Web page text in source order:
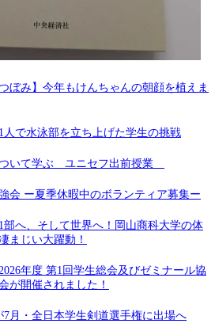
ぼみ】今年もけんちゃんの朝顔を植えま
人で水泳部を立ち上げた学生の挑戦
ついて学ぶ ユニセフ出前授業
会 ー夏季休暇中のボランティア募集ー
部へ、そして世界へ！岡山商科大学の体
まじい大躍動！
年度 第1回学生総会及びゼミナール協
が開催されました！
7月・全日本学生剣道選手権に出場へ